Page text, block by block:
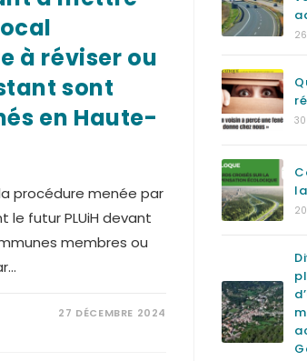
à réviser ou
sont
en Haute-
procédure menée par
le futur PLUiH devant
membres ou
27 DÉCEMBRE 2024